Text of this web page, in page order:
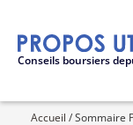
Conseils boursiers
Accueil /Sommaire